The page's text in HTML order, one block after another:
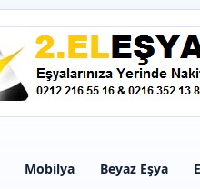
Mobilya Beyaz Eşya